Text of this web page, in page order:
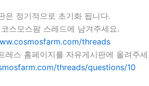
은 정기적으로 초기화 됩니다.
스모스팜 스레드에 남겨주세요.
threads
레스 홈페이지를 자유게시판에 올려주
threads/questions/10